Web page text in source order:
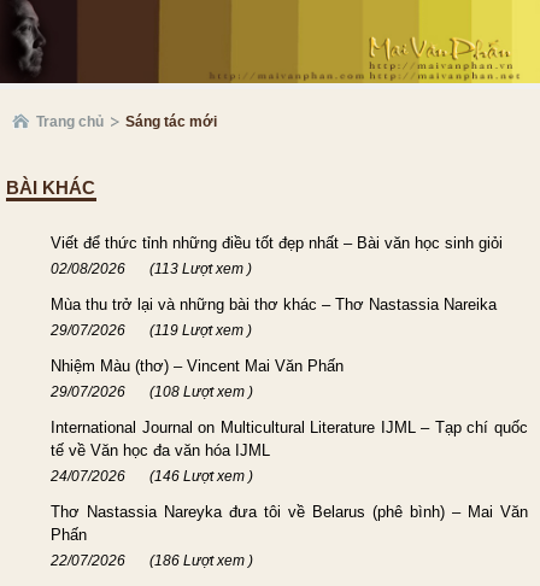
Trang chủ Sáng tác mới
BÀI KHÁC
Viết để thức tỉnh những điều tốt đẹp nhất – Bài văn học sinh giỏi
02/08/2026 (113 Lượt xem )
Mùa thu trở lại và những bài thơ khác – Thơ Nastassia Nareika
29/07/2026 (119 Lượt xem )
Nhiệm Màu (thơ) – Vincent Mai Văn Phấn
29/07/2026 (108 Lượt xem )
International Journal on Multicultural Literature IJML – Tạp chí quốc
tế về Văn học đa văn hóa IJML
24/07/2026 (146 Lượt xem )
Thơ Nastassia Nareyka đưa tôi về Belarus (phê bình) – Mai Văn
Phấn
22/07/2026 (186 Lượt xem )